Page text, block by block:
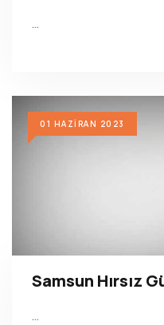
…
01 HAZIRAN 2023
Samsun Hırsız
…